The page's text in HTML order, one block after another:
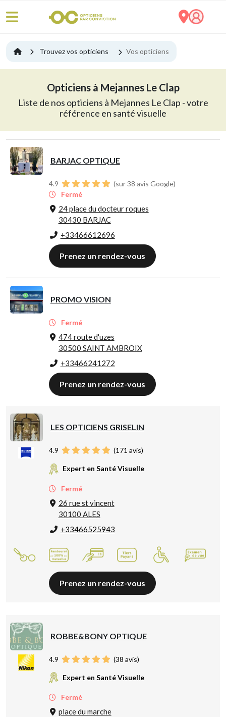
Trouvez vos opticiens Vos opticiens
Opticiens à Mejannes Le Clap
Liste de nos opticiens à Mejannes Le Clap - votre
référence en santé visuelle
BARJAC OPTIQUE
4.9
(sur 38 avis Google)
Fermé
24 place du docteur roques
30430 BARJAC
+33466612696
Prenez un rendez-vous
PROMO VISION
Fermé
474 route d'uzes
30500 SAINT AMBROIX
+33466241272
Prenez un rendez-vous
LES OPTICIENS GRISELIN
4.9 (171 avis)
Expert en Santé Visuelle
Fermé
26 rue st vincent
30100 ALES
+33466525943
Prenez un rendez-vous
ROBBE&BONY OPTIQUE
4.9 (38 avis)
Expert en Santé Visuelle
Fermé
place du marche